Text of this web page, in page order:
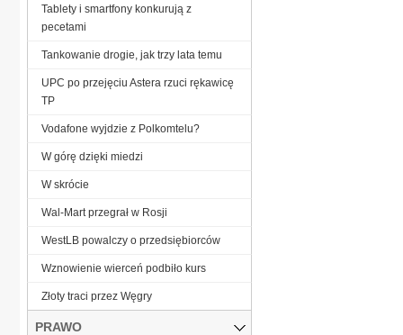
Tablety i smartfony konkurują z
pecetami
Tankowanie drogie, jak trzy lata temu
UPC po przejęciu Astera rzuci rękawicę
TP
Vodafone wyjdzie z Polkomtelu?
W górę dzięki miedzi
W skrócie
Wal-Mart przegrał w Rosji
WestLB powalczy o przedsiębiorców
Wznowienie wierceń podbiło kurs
Złoty traci przez Węgry
PRAWO